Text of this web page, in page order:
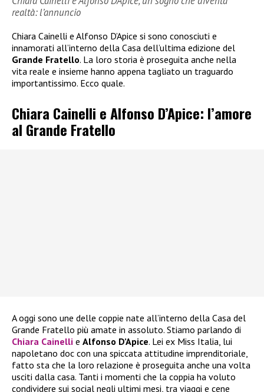
realtà: l’annuncio
Chiara Cainelli e Alfonso D’Apice si sono conosciuti e
innamorati all’interno della Casa dell’ultima edizione del
Grande Fratello. La loro storia è proseguita anche nella
vita reale e insieme hanno appena tagliato un traguardo
importantissimo. Ecco quale.
Chiara Cainelli e Alfonso D’Apice: l’amore
al Grande Fratello
A oggi sono une delle coppie nate all’interno della Casa del
Grande Fratello più amate in assoluto. Stiamo parlando di
Chiara Cainelli e Alfonso D’Apice. Lei ex Miss Italia, lui
napoletano doc con una spiccata attitudine imprenditoriale,
fatto sta che la loro relazione è proseguita anche una volta
usciti dalla casa. Tanti i momenti che la coppia ha voluto
condividere sui social negli ultimi mesi, tra viaggi e cene